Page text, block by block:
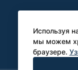
Используя
мы можем
браузере.